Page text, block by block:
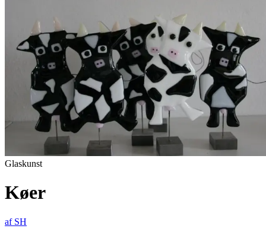
Glaskunst
Køer
af SH